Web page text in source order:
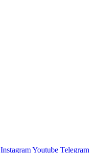
InstagramYoutube Telegram